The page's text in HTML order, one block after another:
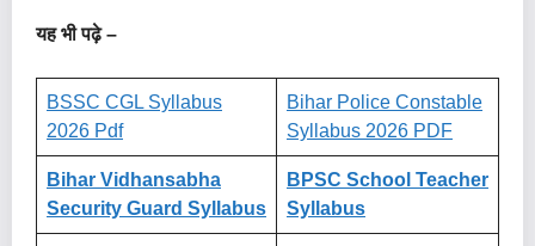
यह भी पढ़े –
BSSC CGL Syllabus
2026 Pdf
Bihar Police Constable
Syllabus 2026 PDF
Bihar Vidhansabha
Security Guard Syllabus
BPSC School Teacher
Syllabus